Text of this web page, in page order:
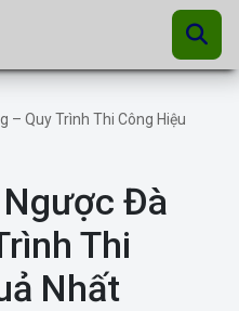
– Quy Trình Thi Công Hiệu
Đà
Thi
Nhất